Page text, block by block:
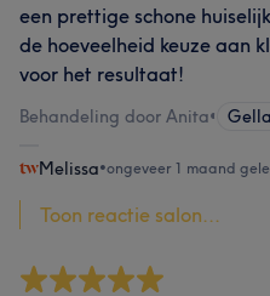
een prettige schone
de hoeveelheid keuze aan
voor het resultaat!
Behandeling door Anita•
Melissa•ongeveer 1 maand
Toon reactie salon...